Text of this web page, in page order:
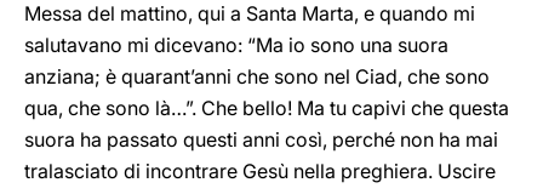
Messa del mattino, qui a Santa Marta, e quando mi
salutavano mi dicevano: “Ma io sono una suora
anziana; è quarant’anni che sono nel Ciad, che sono
qua, che sono là…”. Che bello! Ma tu capivi che questa
suora ha passato questi anni così, perché non ha mai
tralasciato di incontrare Gesù nella preghiera. Uscire